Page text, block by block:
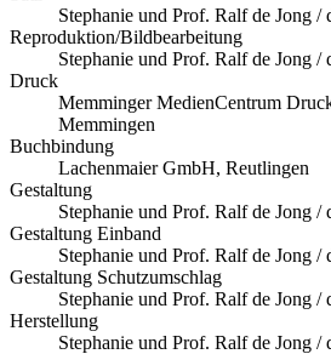
Stephanie und Prof. Ralf de Jong /
Reproduktion/Bildbearbeitung
Stephanie und Prof. Ralf de Jong /
Druck
Memminger MedienCentrum
Memmingen
Buchbindung
Lachenmaier GmbH, Reutlingen
Gestaltung
Stephanie und Prof. Ralf de Jong /
Gestaltung Einband
Stephanie und Prof. Ralf de Jong /
Gestaltung Schutzumschlag
Stephanie und Prof. Ralf de Jong /
Herstellung
Stephanie und Prof. Ralf de Jong /